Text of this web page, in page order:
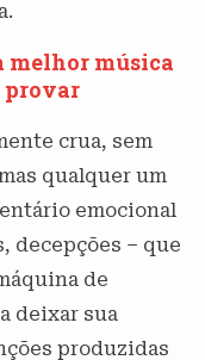
melhor música
provar
crua, sem
qualquer um
emocional
decepções – que
de
deixar sua
produzidas